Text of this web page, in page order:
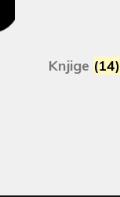
Knjige (14)